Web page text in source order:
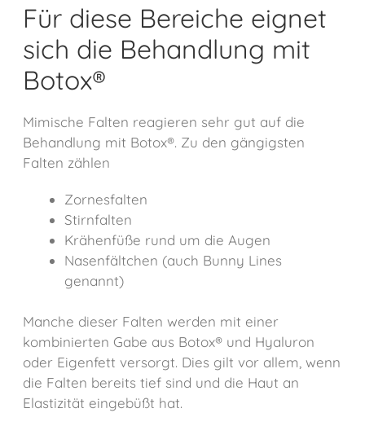
Für diese Bereiche eignet
sich die Behandlung mit
Botox®
Mimische Falten reagieren sehr gut auf die
Behandlung mit Botox®. Zu den gängigsten
Falten zählen
Zornesfalten
Stirnfalten
Krähenfüße rund um die Augen
Nasenfältchen (auch Bunny Lines
genannt)
Manche dieser Falten werden mit einer
kombinierten Gabe aus Botox® und Hyaluron
oder Eigenfett versorgt. Dies gilt vor allem, wenn
die Falten bereits tief sind und die Haut an
Elastizität eingebüßt hat.